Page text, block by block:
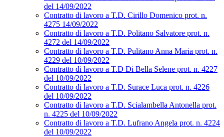
del 14/09/2022
Contratto di lavoro a T.D. Cirillo Domenico prot. n.
4275 14/09/2022
Contratto di lavoro a T.D. Politano Salvatore prot. n.
4272 del 14/09/2022
Contratto di lavoro a T.D. Pulitano Anna Maria prot. n.
4229 del 10/09/2022
Contratto di lavoro a T.D Di Bella Selene prot. n. 4227
del 10/09/2022
Contratto di lavoro a T.D. Surace Luca prot. n. 4226
del 10/09/2022
Contratto di lavoro a T.D. Scialambella Antonella prot.
n. 4225 del 10/09/2022
Contratto di lavoro a T.D. Lufrano Angela prot. n. 4224
del 10/09/2022